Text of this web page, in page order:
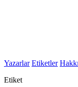
Yazarlar Etiketler
Etiket